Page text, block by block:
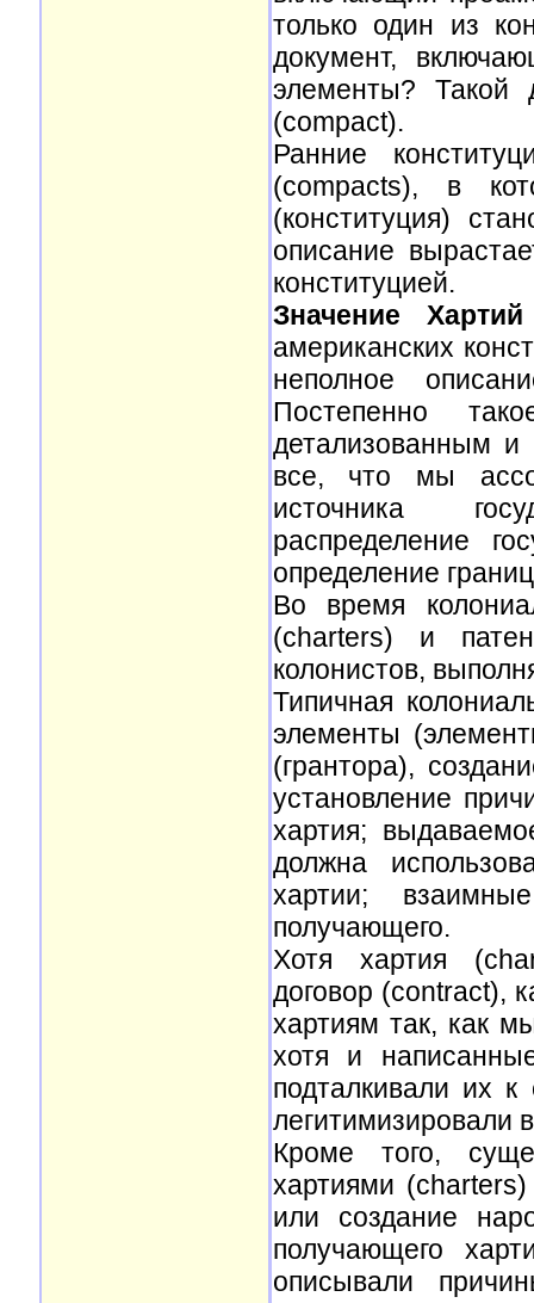
только один из
документ,
элементы? Такой
(compact).
Ранние
(compacts), в
(конституция)
описание
конституцией.
Значение
американских
неполное
Постепенно
детализованным и
все, что мы
источника
распределение
определение
Во время
(charters) и
колонистов,
Типичная
элементы
(грантора),
установление
хартия;
должна
хартии;
получающего.
Хотя хартия
договор (contract),
хартиям так, как
хотя и
подталкивали их
легитимизировали
Кроме того,
хартиями
или создание
получающего
описывали